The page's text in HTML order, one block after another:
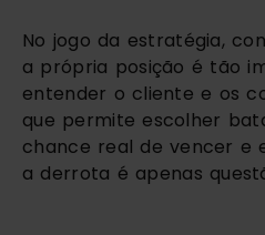
No jogo da estratégia,
a própria posição é tão
entender o cliente e os
que permite escolher
chance real de vencer e
a derrota é apenas